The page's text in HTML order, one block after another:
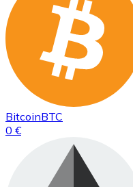
BitcoinBTC
0 €